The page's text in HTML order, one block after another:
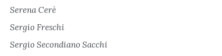
Serena Cerè
Sergio Freschi
Sergio Secondiano Sacchi